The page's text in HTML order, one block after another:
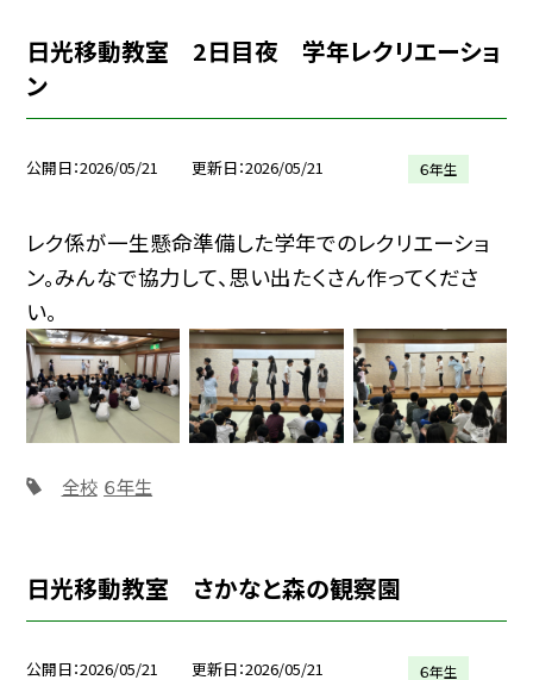
日光移動教室 2日目夜 学年レクリエーショ
ン
公開日 2026/05/21 更新日 2026/05/21 ６年生
レク係が一生懸命準備した学年でのレクリエーショ
ン。みんなで協力して、思い出たくさん作ってくださ
い。
全校 ６年生
日光移動教室 さかなと森の観察園
公開日 2026/05/21 更新日 2026/05/21 ６年生